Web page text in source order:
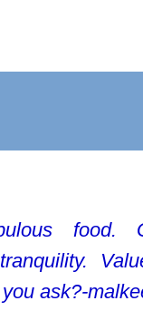
food.
ask?-